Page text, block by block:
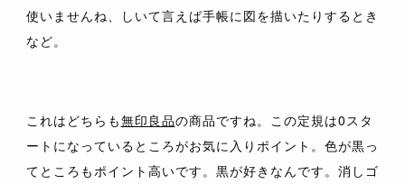
使いませんね、しいて言えば手帳に図を描いたりするとき
など。
これはどちらも無印良品の商品ですね。この定規は0スタ
ートになっているところがお気に入りポイント。色が黒っ
てところもポイント高いです。黒が好きなんです。消しゴ